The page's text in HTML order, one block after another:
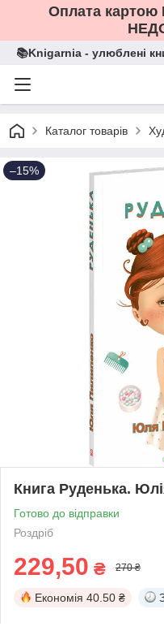
Оплата картою
📚Knigarnia - улюблені
Каталог товарів
–15%
Книга Руденька.
Готово до відправки
Роздріб
229,50 ₴ 270 ₴
Економія 40.50 ₴